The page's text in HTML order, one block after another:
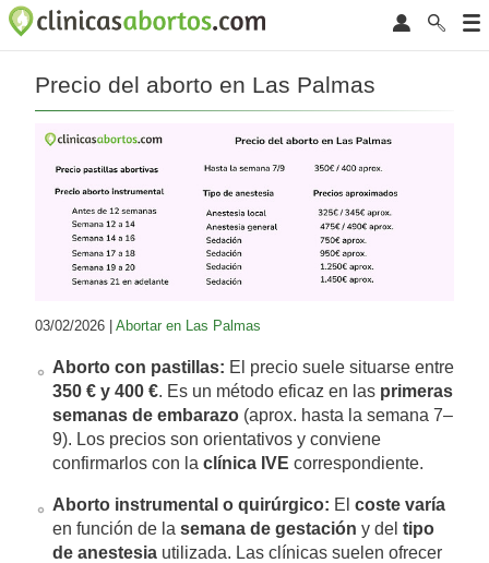
Precio del aborto en Las Palmas
03/02/2026 | Abortar en Las Palmas
Aborto con pastillas: El precio suele situarse entre
350 € y 400 €. Es un método eficaz en las primeras
semanas de embarazo (aprox. hasta la semana 7–
9). Los precios son orientativos y conviene
confirmarlos con la clínica IVE correspondiente.
Aborto instrumental o quirúrgico: El coste varía
en función de la semana de gestación y del tipo
de anestesia utilizada. Las clínicas suelen ofrecer